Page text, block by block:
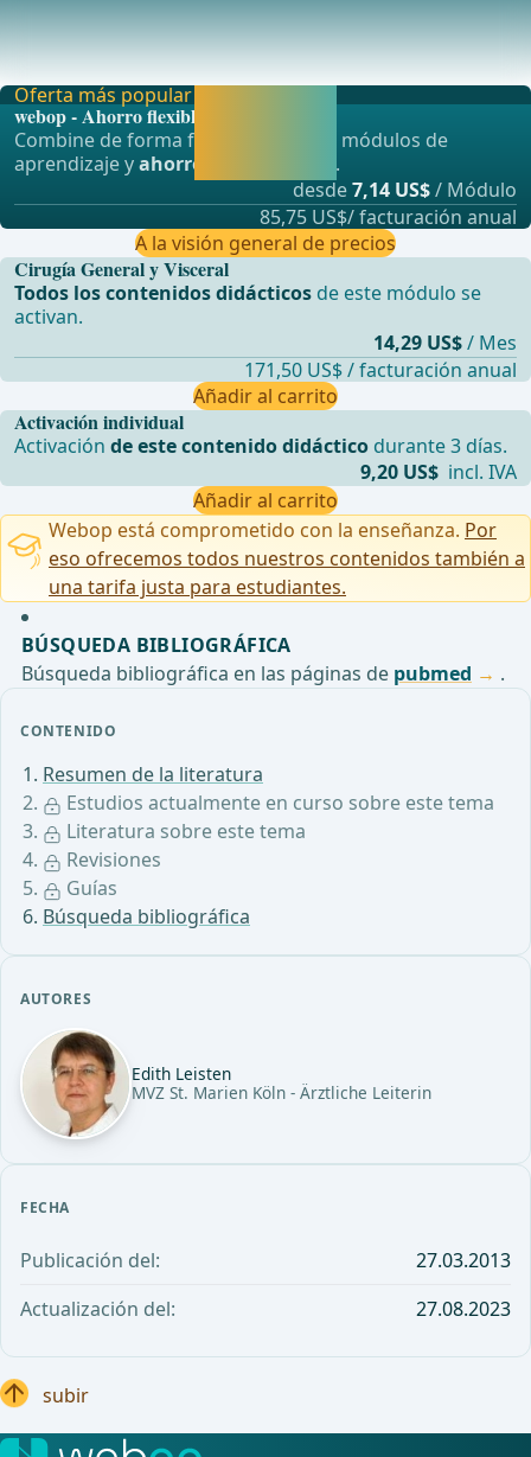
CONTENIDO
Resumen de la literatura
Estudios actualmente en curso sobre este tema
Literatura sobre este tema
Revisiones
Guías
Búsqueda bibliográfica
AUTORES
Edith Leisten
MVZ St. Marien Köln - Ärztliche Leiterin
FECHA
Publicación del:
27.03.2013
Actualización del:
27.08.2023
Randomized Trial Comparing Low Pressure in
Laparoscopic Colorectal Resection With Warm and
Humidifi
Activación individual
Activaciónde este contenido didáctico durante 3 días.
9,20 US$ incl. IVA
Añadir al carrito
Oferta más popular
webop - Ahorro flexible
Combine de forma flexible nuestros módulos de
aprendizaje yahorre hasta un 50% .
desde7,14 US$/ Módulo
85,75 US$/ facturación anual
A la visión general de precios
Cirugía General y Visceral
Todos los contenidos didácticos de este módulo se
activan.
14,29 US$/ Mes
171,50 US$ / facturación anual
Añadir al carrito
Webop está comprometido con la enseñanza. Por
eso ofrecemos todos nuestros contenidos también a
una tarifa justa para estudiantes.
BÚSQUEDA BIBLIOGRÁFICA
Búsqueda bibliográfica en las páginas de pubmed .
subir